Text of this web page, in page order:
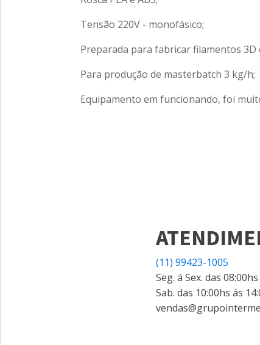
Tensão 220V - monofásico;
Preparada para fabricar filamentos
Para produção de masterbatch 3 kg/h;
Equipamento em funcionando, foi
(11) 99423-1005
Seg. á Sex. das
Sab. das 10:00hs ás